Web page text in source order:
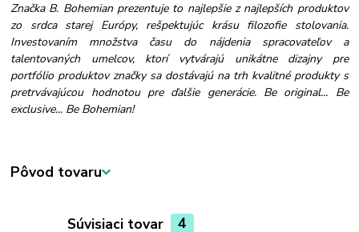
Značka B. Bohemian prezentuje to najlepšie z najlepších produktov
zo srdca starej Európy, rešpektujúc krásu filozofie stolovania.
Investovaním množstva času do nájdenia spracovateľov a
talentovaných umelcov, ktorí vytvárajú unikátne dizajny pre
portfólio produktov značky sa dostávajú na trh kvalitné produkty s
pretrvávajúcou hodnotou pre ďalšie generácie. Be original... Be
exclusive... Be Bohemian!
Pôvod tovaru
Súvisiaci tovar 4